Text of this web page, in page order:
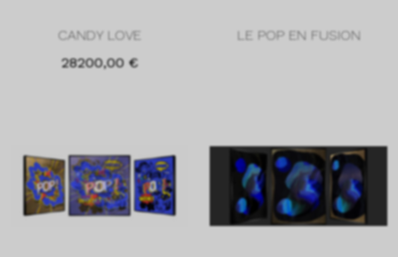
CANDY LOVE
28200,00 €
LE POP EN FUSION